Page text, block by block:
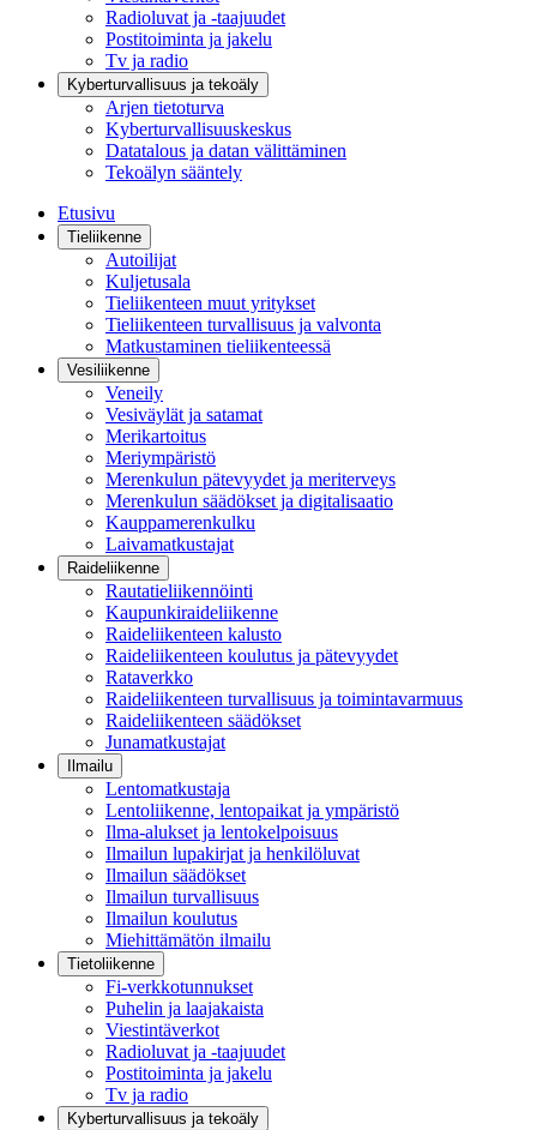
Radioluvat ja -taajuudet
Postitoiminta ja jakelu
Tv ja radio
Kyberturvallisuus ja tekoäly
Arjen tietoturva
Kyberturvallisuuskeskus
Datatalous ja datan välittäminen
Tekoälyn sääntely
Etusivu
Tieliikenne
Autoilijat
Kuljetusala
Tieliikenteen muut yritykset
Tieliikenteen turvallisuus ja valvonta
Matkustaminen tieliikenteessä
Vesiliikenne
Veneily
Vesiväylät ja satamat
Merikartoitus
Meriympäristö
Merenkulun pätevyydet ja meriterveys
Merenkulun säädökset ja digitalisaatio
Kauppamerenkulku
Laivamatkustajat
Raideliikenne
Rautatieliikennöinti
Kaupunkiraideliikenne
Raideliikenteen kalusto
Raideliikenteen koulutus ja pätevyydet
Rataverkko
Raideliikenteen turvallisuus ja toimintavarmuus
Raideliikenteen säädökset
Junamatkustajat
Ilmailu
Lentomatkustaja
Lentoliikenne, lentopaikat ja ympäristö
Ilma-alukset ja lentokelpoisuus
Ilmailun lupakirjat ja henkilöluvat
Ilmailun säädökset
Ilmailun turvallisuus
Ilmailun koulutus
Miehittämätön ilmailu
Tietoliikenne
Fi-verkkotunnukset
Puhelin ja laajakaista
Viestintäverkot
Radioluvat ja -taajuudet
Postitoiminta ja jakelu
Tv ja radio
Kyberturvallisuus ja tekoäly